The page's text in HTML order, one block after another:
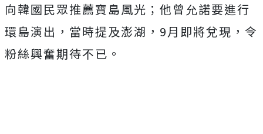
向韓國民眾推薦寶島風光；他曾允諾要進行
環島演出，當時提及澎湖， 9月即將兌現，令
粉絲興奮期待不已。